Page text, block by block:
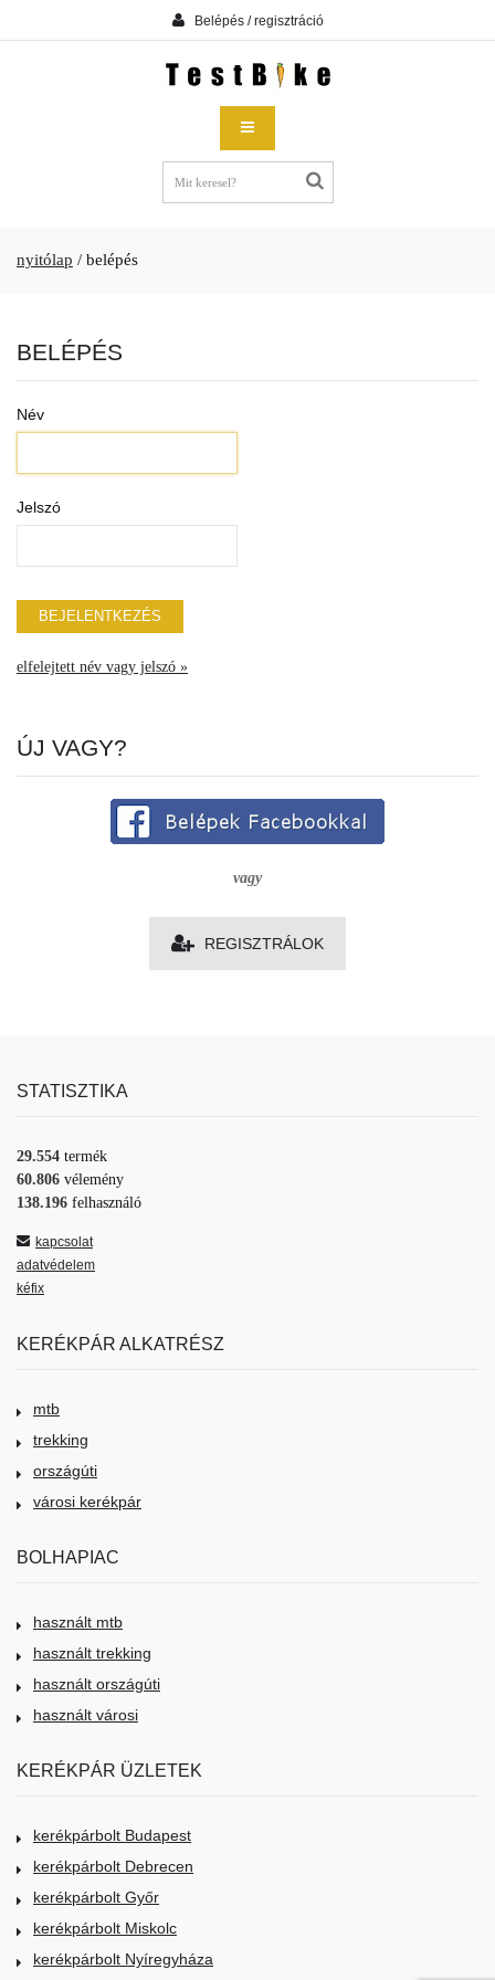
Belépés / regisztráció
nyitólap / belépés
BELÉPÉS
Név
Jelszó
elfelejtett név vagy jelszó »
ÚJ VAGY?
vagy
REGISZTRÁLOK
STATISZTIKA
29.554 termék
60.806 vélemény
138.196 felhasználó
kapcsolat
adatvédelem
kéfix
KERÉKPÁR ALKATRÉSZ
mtb
trekking
országúti
városi kerékpár
BOLHAPIAC
használt mtb
használt trekking
használt országúti
használt városi
KERÉKPÁR ÜZLETEK
kerékpárbolt Budapest
kerékpárbolt Debrecen
kerékpárbolt Győr
kerékpárbolt Miskolc
kerékpárbolt Nyíregyháza